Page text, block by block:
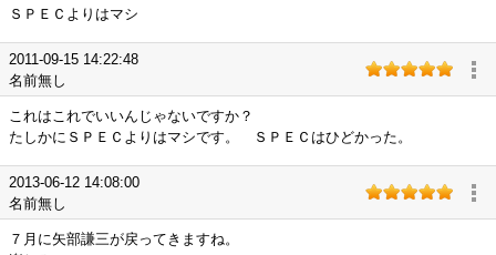
ＳＰＥＣよりはマシ
2011-09-15 14:22:48
名前無し
これはこれでいいんじゃないですか？
たしかにＳＰＥＣよりはマシです。 ＳＰＥＣはひどかった。
2013-06-12 14:08:00
名前無し
７月に矢部謙三が戻ってきますね。